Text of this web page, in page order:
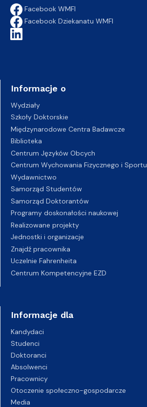
Facebook WMFI
Facebook Dziekanatu WMFI
Informacje o
Wydziały
Szkoły Doktorskie
Międzynarodowe Centra Badawcze
Biblioteka
Centrum Języków Obcych
Centrum Wychowania Fizycznego i Sportu
Wydawnictwo
Samorząd Studentów
Samorząd Doktorantów
Programy doskonałości naukowej
Realizowane projekty
Jednostki i organizacje
Znajdź pracownika
Uczelnie Fahrenheita
Centrum Kompetencyjne EZD
Informacje dla
Kandydaci
Studenci
Doktoranci
Absolwenci
Pracownicy
Otoczenie społeczno-gospodarcze
Media